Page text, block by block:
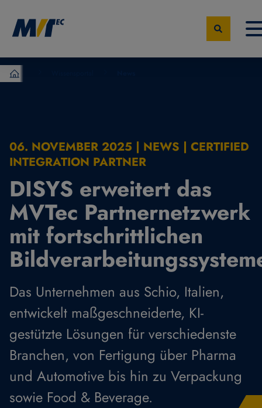
MVTec Software – Experten der industrielle
06. NOVEMBER 2025 | NEWS | CERTIFIED
INTEGRATION PARTNER
DISYS erweitert das
MVTec Partnernetzwerk
mit fortschrittlichen
Das Unternehmen aus Schio, Italien,
entwickelt maßgeschneiderte, KI-
gestützte Lösungen für verschiedenste
Branchen, von Fertigung über Pharma
und Automotive bis hin zu Verpackung
sowie Food & Beverage.